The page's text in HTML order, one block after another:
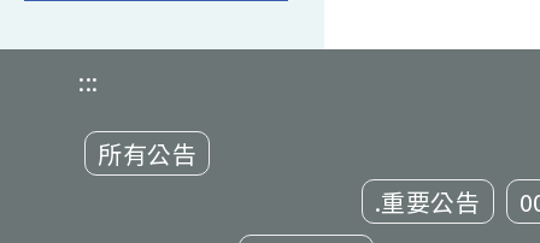
:::
所有公告
.重要公告